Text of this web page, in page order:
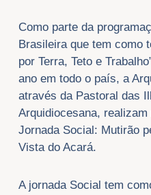
Como parte da
Brasileira que tem como
por Terra, Teto e
ano em todo o país, a
através da Pastoral das
Arquidiocesana,
Jornada Social: Mutirão
Vista do Acará.
A jornada Social tem